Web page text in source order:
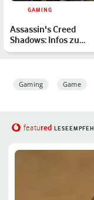
GAMING
Assassin's Creed
Shadows: Infos zu
Handlung, Trailer
Gaming Game
featured